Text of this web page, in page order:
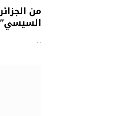
من
السيسي”
…